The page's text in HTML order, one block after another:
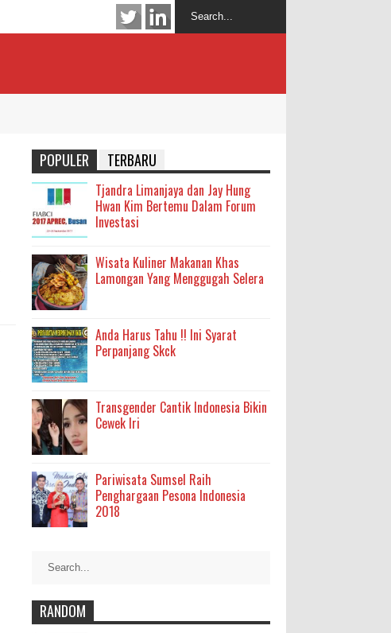
POPULER TERBARU
Tjandra Limanjaya dan Jay Hung
Hwan Kim Bertemu Dalam Forum
Investasi
Wisata Kuliner Makanan Khas
Lamongan Yang Menggugah Selera
Anda Harus Tahu !! Ini Syarat
Perpanjang Skck
Transgender Cantik Indonesia Bikin
Cewek Iri
Pariwisata Sumsel Raih
Penghargaan Pesona Indonesia
2018
RANDOM